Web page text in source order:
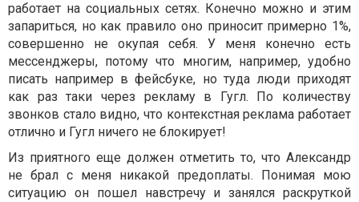
работает на социальных сетях. Конечно можно и этим
запариться, но как правило оно приносит примерно 1%,
совершенно не окупая себя. У меня конечно есть
мессенджеры, потому что многим, например, удобно
писать например в фейсбуке, но туда люди приходят
как раз таки через рекламу в Гугл. По количеству
звонков стало видно, что контекстная реклама работает
отлично и Гугл ничего не блокирует!
Из приятного еще должен отметить то, что Александр
не брал с меня никакой предоплаты. Понимая мою
ситуацию он пошел навстречу и занялся раскруткой